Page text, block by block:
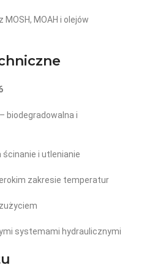
MOAH i olejów
biodegradowalna i
ścinanie i utlenianie
zakresie temperatur
systemami hydraulicznymi